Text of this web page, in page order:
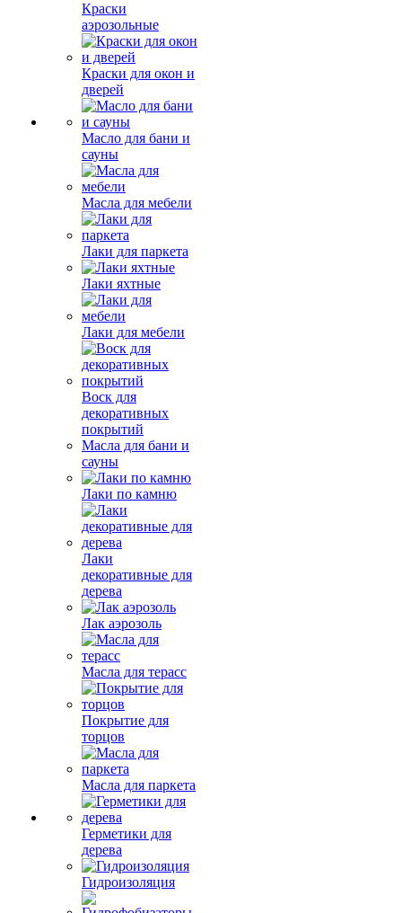
Краски
аэрозольные
Краски для окон и
дверей
Масло для бани и
сауны
Масла для мебели
Лаки для паркета
Лаки яхтные
Лаки для мебели
Воск для
декоративных
покрытий
Масла для бани и
сауны
Лаки по камню
Лаки
декоративные для
дерева
Лак аэрозоль
Масла для терасс
Покрытие для
торцов
Масла для паркета
Герметики для
дерева
Гидроизоляция